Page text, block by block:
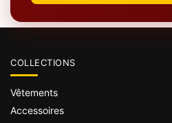
COLLECTIONS
Vêtements
Accessoires